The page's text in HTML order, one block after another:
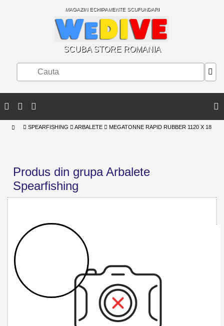
MAGAZIN ECHIPAMENTE SCUFUNDARI
SCUBA STORE ROMANIA
SPEARFISHING ARBALETE MEGATONNE RAPID RUBBER 1120 X 18
Produs din grupa Arbalete
Spearfishing